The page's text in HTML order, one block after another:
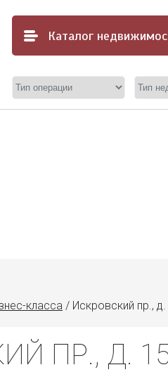
Каталог
класса / Искровский пр.,
ПР., Д.